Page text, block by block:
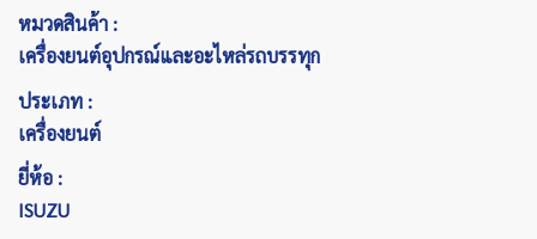
หมวดสินค้า :
เครื่องยนต์อุปกรณ์และอะไหล่รถบรรทุก
ประเภท :
เครื่องยนต์
ยี่ห้อ :
ISUZU